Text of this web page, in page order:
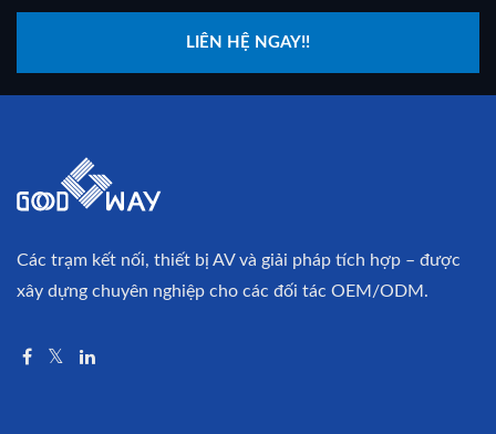
LIÊN HỆ NGAY!!
Các trạm kết nối, thiết bị AV và giải pháp tích hợp – được
xây dựng chuyên nghiệp cho các đối tác OEM/ODM.